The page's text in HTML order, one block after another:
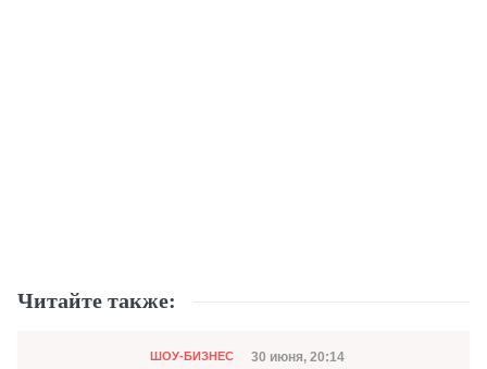
Читайте также:
Категория
ШОУ-БИЗНЕС Дата публикации
30 июня, 20:14